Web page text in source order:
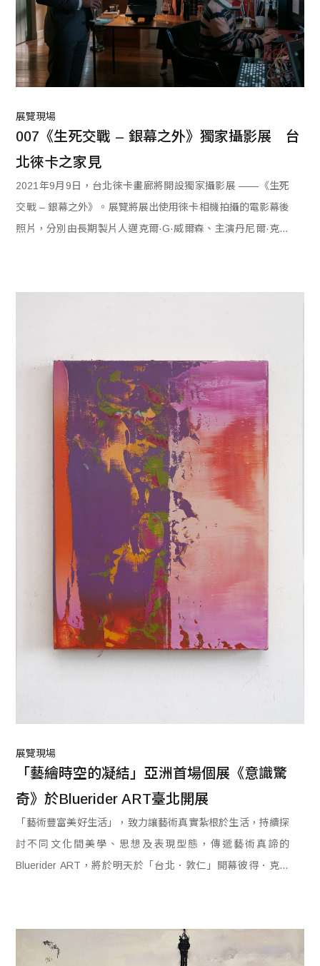
展覽現場
007《生死交戰 – 銀幕之外》獨家攝影展　台
北徠卡之家見
2021年9月9日，台北徠卡畫廊將開設獨家攝影展 ——《生死
交戰 – 銀幕之外》。展覽將展出使用徠卡相機拍攝的電影幕後
照片，分別由長期製片人邁克爾·G·威爾森、主演丹尼爾·克雷
展覽現場
「藝繪時空的凝結」亞洲首場個展《意識驚
奇》於Bluerider ART臺北開展
「藝術豐富美好生活」，致力讓藝術真實紮根於生活，持續探
討不同文化間美學、思想及表現型態，傳遞藝術真諦的
Bluerider ART，將於明天於「台北．敦仁」開幕彼得．克勞
時空的所有狀態，看出其企圖對於不同顏彩間實驗與融合，每
一幅畫作在不同靈感與生活狀態的碰撞下，仍呈現一致屬於彼